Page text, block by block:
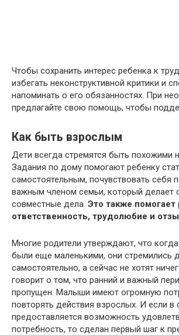
Чтобы сохранить интерес ребенка к
избегать неконструктивной критики и
напоминать о его обязанностях. При
предлагайте свою помощь, чтобы
Как быть взрослым
Дети всегда стремятся быть похожими
Задания по дому помогают ребенку
самостоятельным, почувствовать себя
важным членом семьи, который делает
совместные дела. Это также помогает
ответственность, трудолюбие и
Многие родители утверждают, что
были еще маленькими, они стремились
самостоятельно, а сейчас не хотят
говорит о том, что ранний и важный
пропущен. Малыши имеют огромную
повторять действия взрослых. И если в
предоставляется возможность
потребность, то сделан первый шаг к